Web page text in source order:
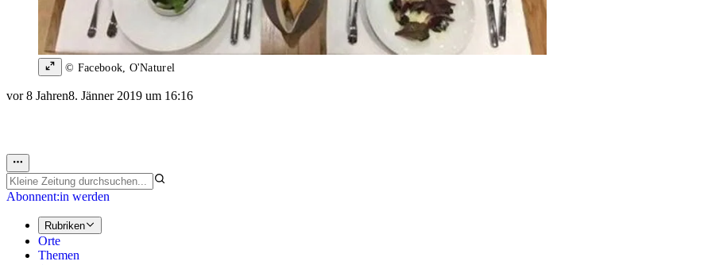
© Facebook, O'Naturel
vor 8 Jahren8. Jänner 2019 um 16:16
Abonnent:in werden
Rubriken
Orte
Themen